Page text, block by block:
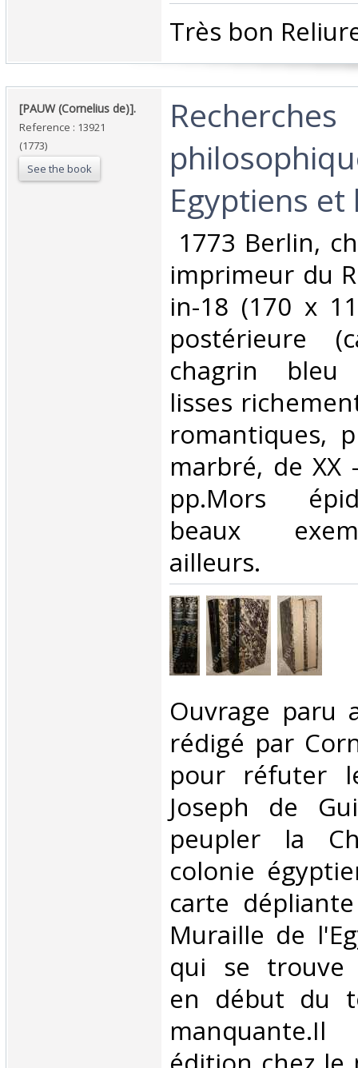
‎Très bon
‎[PAUW (Cornelius de)].‎
Reference : 13921
(1773)
See the book
‎Recherches
Egyptiens et
1773 Berlin,
imprimeur du
in-18 (170 x
postérieure
chagrin
lisses
romantiques,
marbré, de XX
pp.Mors
beaux
ailleurs. ‎
‎Ouvrage paru
rédigé par
pour réfuter
Joseph de
peupler la
colonie
carte
Muraille de
qui se trouve
en début du